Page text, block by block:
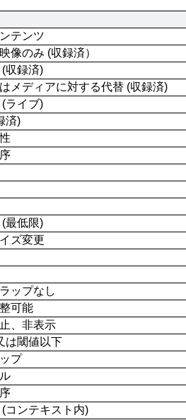
テンツ
像のみ (収録済）
収録済)
メディアに対する代替 (収録済)
ライブ)
済)
最低限)
ズ変更
ップなし
可能
、非表示
は閾値以下
プ
コンテキスト内)